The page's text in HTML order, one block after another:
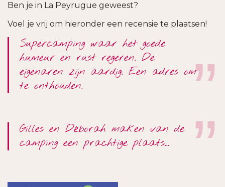
Ben je in La Peyrugue geweest?
Voel je vrij om hieronder een recensie te plaatsen!
Supercamping waar het goede
humeur en rust regeren. De
eigenaren zijn aardig. Een adres om
te onthouden.
Gilles en Déborah maken van de
camping een prachtige plaats…